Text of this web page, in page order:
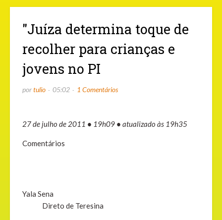
"Juíza determina toque de
recolher para crianças e
jovens no PI
portulio 05:02 1 Comentários
27 de julho de 2011 • 19h09 • atualizado às 19h35
Comentários
Yala Sena
Direto de Teresina